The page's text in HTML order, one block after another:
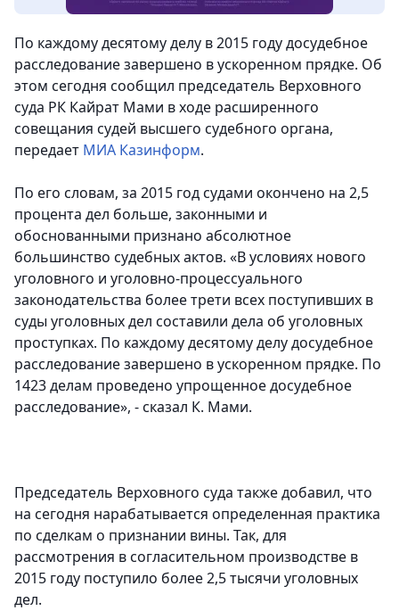
По каждому десятому делу в 2015 году досудебное
расследование завершено в ускоренном прядке. Об
этом сегодня сообщил председатель Верховного
суда РК Кайрат Мами в ходе расширенного
совещания судей высшего судебного органа,
передает МИА Казинформ.
По его словам, за 2015 год судами окончено на 2,5
процента дел больше, законными и
обоснованными признано абсолютное
большинство судебных актов. «В условиях нового
уголовного и уголовно-процессуального
законодательства более трети всех поступивших в
суды уголовных дел составили дела об уголовных
проступках. По каждому десятому делу досудебное
расследование завершено в ускоренном прядке. По
1423 делам проведено упрощенное досудебное
расследование», - сказал К. Мами.
Председатель Верховного суда также добавил, что
на сегодня нарабатывается определенная практика
по сделкам о признании вины. Так, для
рассмотрения в согласительном производстве в
2015 году поступило более 2,5 тысячи уголовных
дел.